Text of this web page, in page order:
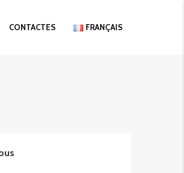
CONTACTES FRANÇAIS